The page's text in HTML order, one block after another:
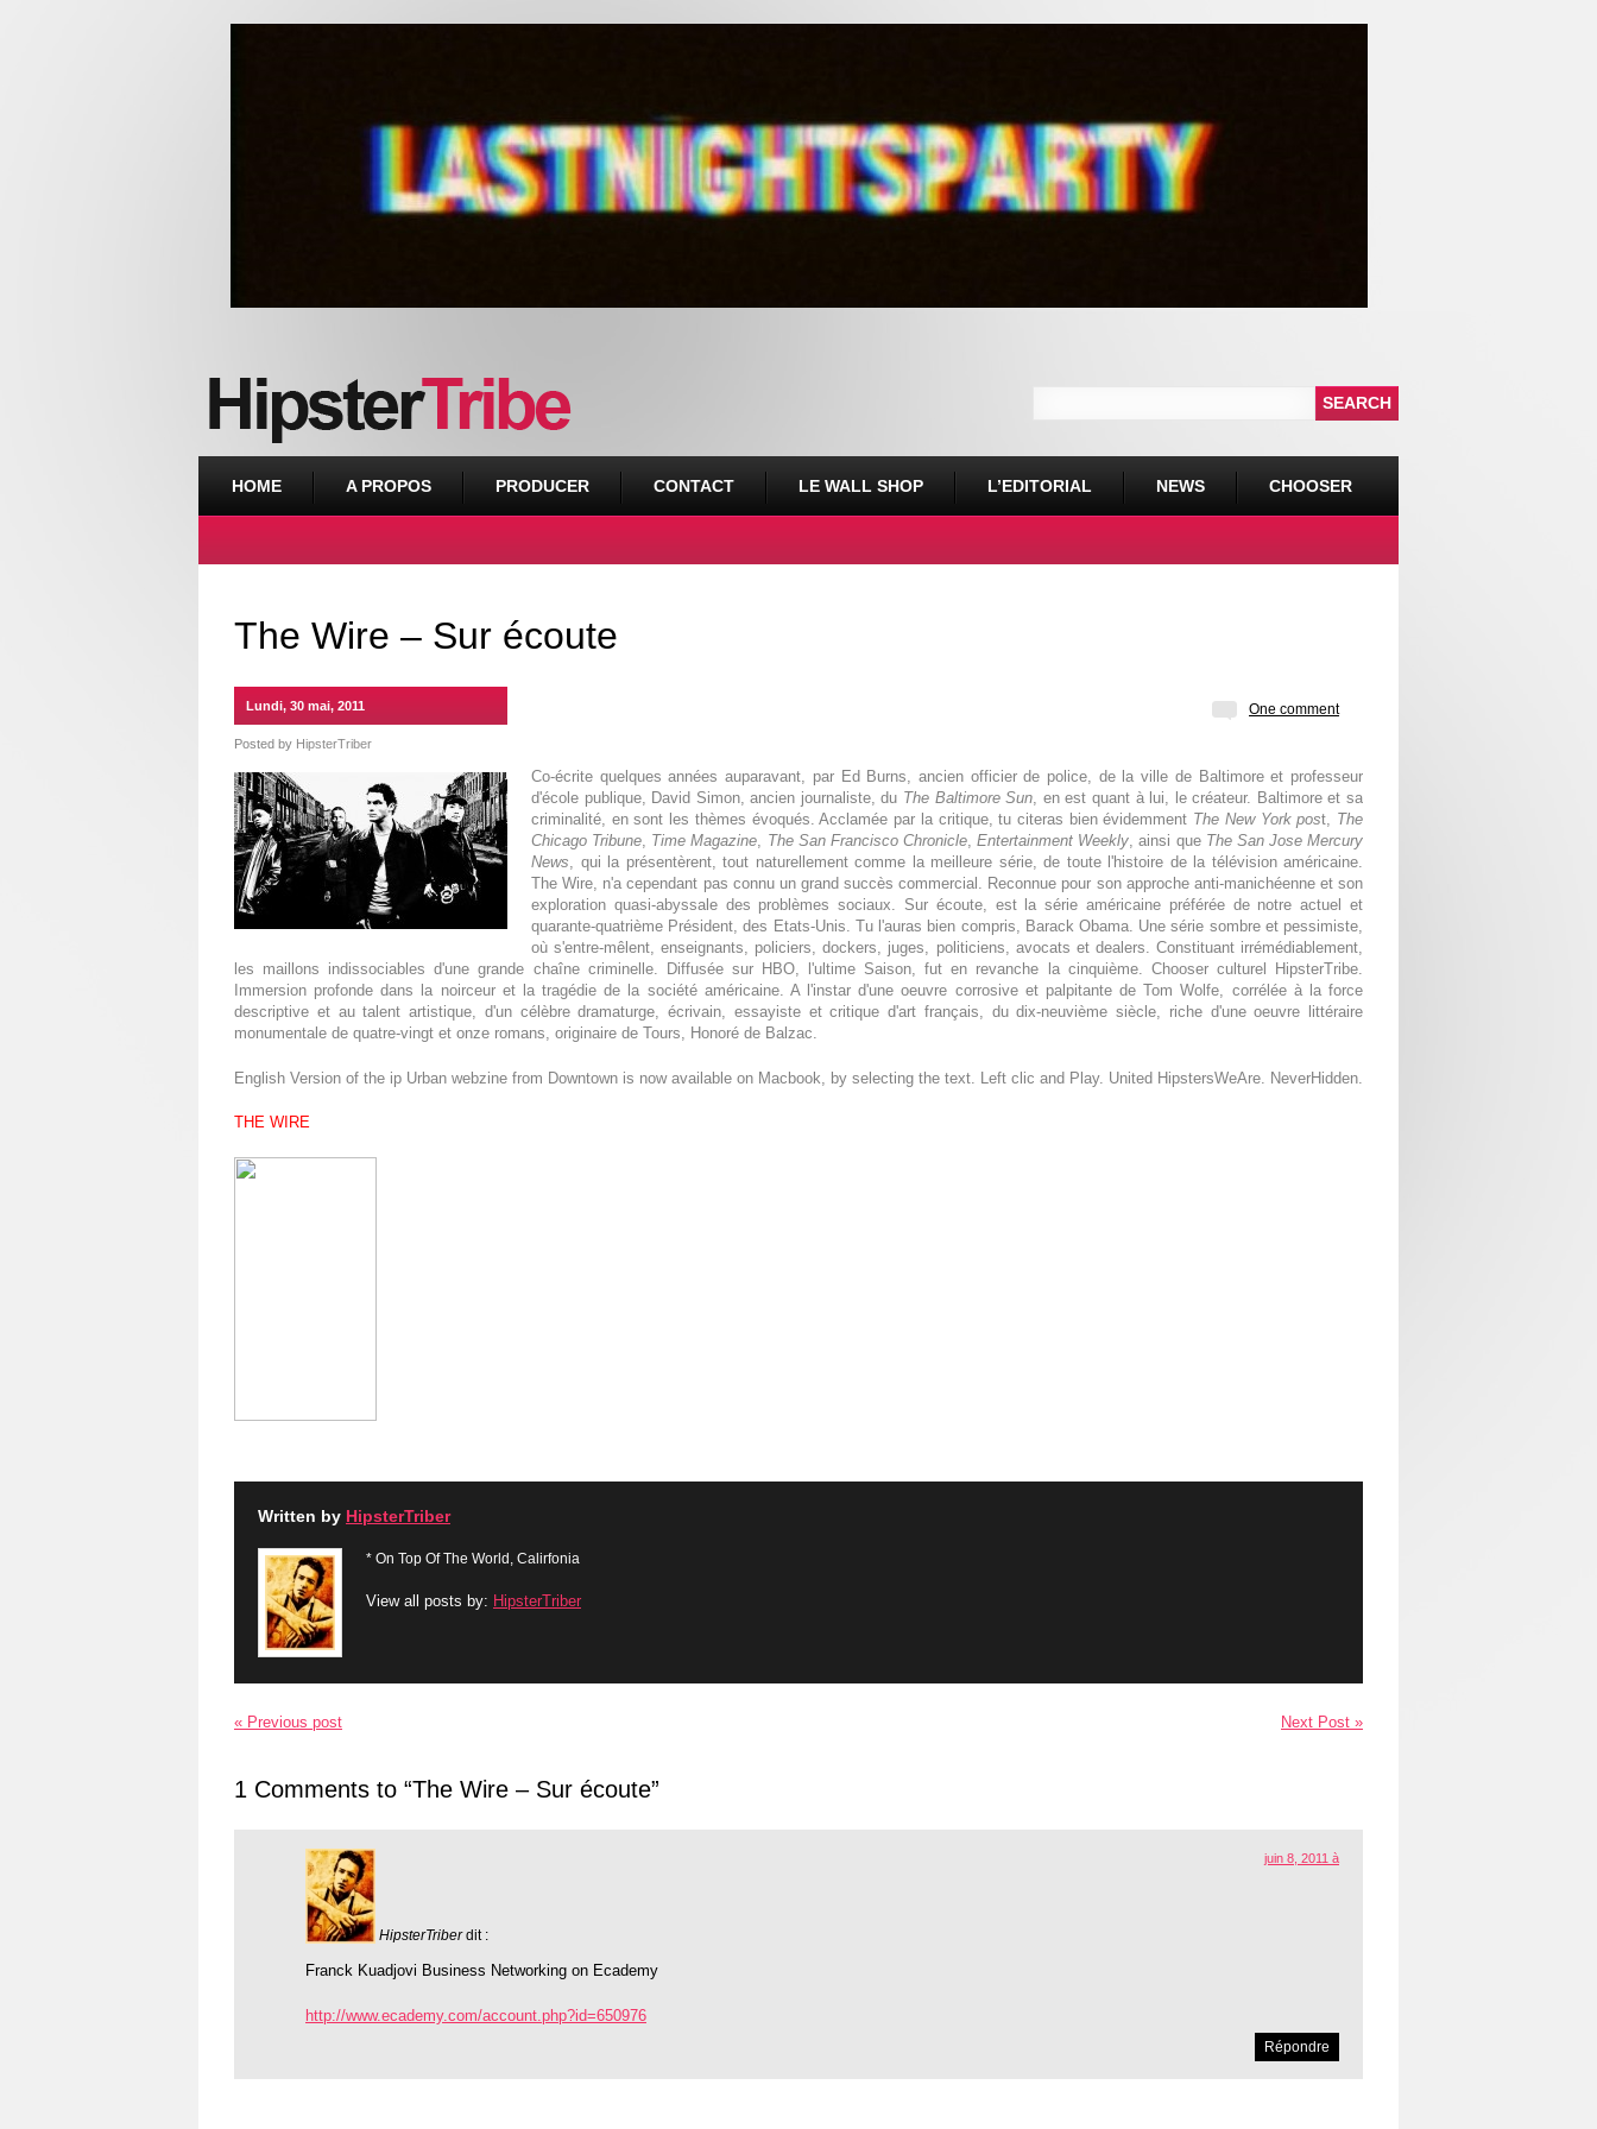
HOME A PROPOS PRODUCER CONTACT LE WALL SHOP L’EDITORIAL NEWS CHOOSER
The Wire – Sur écoute
One comment
Lundi, 30 mai, 2011
Posted by HipsterTriber
Co-écrite quelques années auparavant, par Ed Burns, ancien officier de police, de la ville de Baltimore et professeur
d'école publique, David Simon, ancien journaliste, du The Baltimore Sun, en est quant à lui, le créateur. Baltimore et sa
criminalité, en sont les thèmes évoqués. Acclamée par la critique, tu citeras bien évidemment The New York post, The
Chicago Tribune, Time Magazine, The San Francisco Chronicle,Entertainment Weekly, ainsi que The San Jose Mercury
News, qui la présentèrent, tout naturellement comme la meilleure série, de toute l'histoire de la télévision américaine.
The Wire, n'a cependant pas connu un grand succès commercial. Reconnue pour son approche anti-manichéenne et son
exploration quasi-abyssale des problèmes sociaux. Sur écoute, est la série américaine préférée de notre actuel et
quarante-quatrième Président, des Etats-Unis. Tu l'auras bien compris, Barack Obama. Une série sombre et pessimiste,
où s'entre-mêlent, enseignants, policiers, dockers, juges, politiciens, avocats et dealers. Constituant irrémédiablement,
les maillons indissociables d'une grande chaîne criminelle. Diffusée sur HBO, l'ultime Saison, fut en revanche la cinquième. Chooser culturel HipsterTribe.
Immersion profonde dans la noirceur et la tragédie de la société américaine. A l'instar d'une oeuvre corrosive et palpitante de Tom Wolfe, corrélée à la force
descriptive et au talent artistique, d'un célèbre dramaturge, écrivain, essayiste et critique d'art français, du dix-neuvième siècle, riche d'une oeuvre littéraire
monumentale de quatre-vingt et onze romans, originaire de Tours, Honoré de Balzac.
English Version of the ip Urban webzine from Downtown is now available on Macbook, by selecting the text. Left clic and Play. United HipstersWeAre. NeverHidden.
THE WIRE
Written by HipsterTriber
* On Top Of The World, Calirfonia
View all posts by: HipsterTriber
« Previous post Next Post »
1 Comments to “The Wire – Sur écoute”
HipsterTriber dit :
juin 8, 2011 à
Franck Kuadjovi Business Networking on Ecademy
http://www.ecademy.com/account.php?id=650976
Répondre